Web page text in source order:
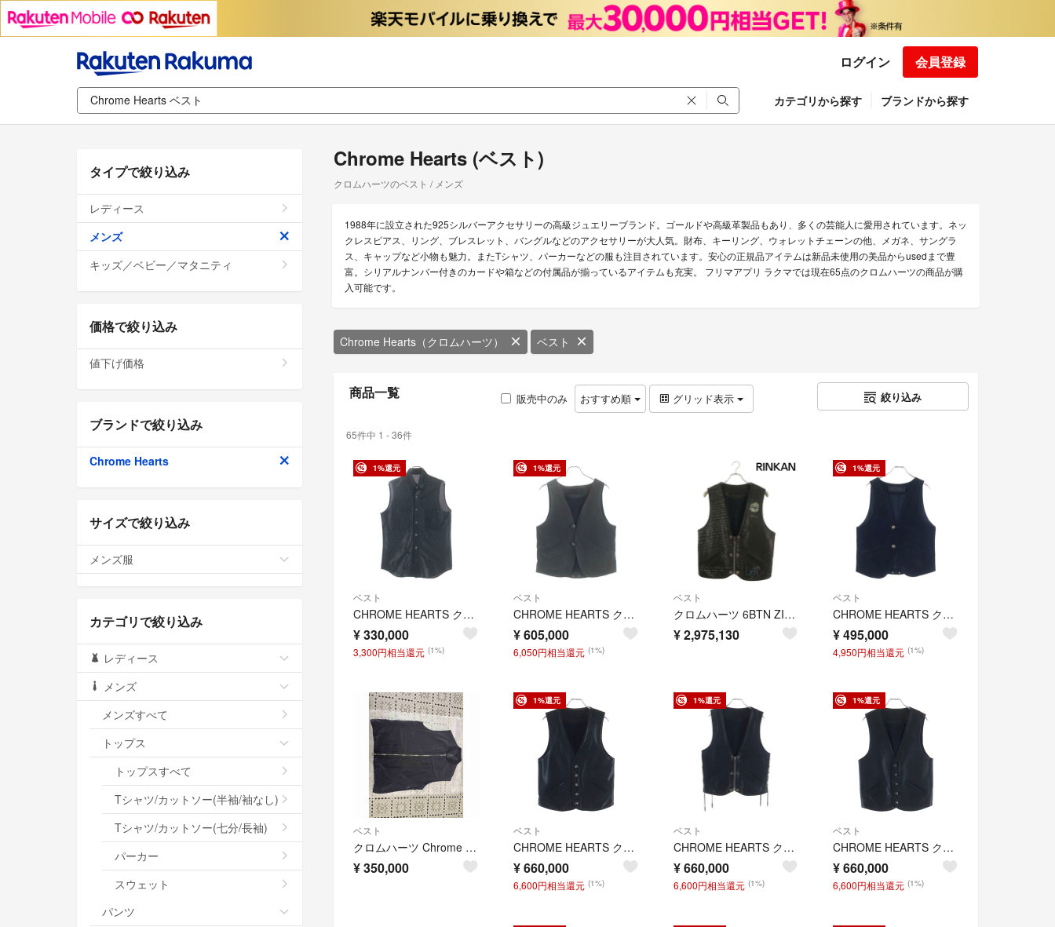
ログイン 会員登録
カテゴリから探す ブランドから探す
Chrome Hearts (ベスト)
クロムハーツのベスト / メンズ
1988年に設立された925シルバーアクセサリーの高級ジュエリーブランド。ゴールドや高級革製品もあり、多くの芸能人に愛用されています。ネッ
クレスピアス、リング、ブレスレット、バングルなどのアクセサリーが大人気。財布、キーリング、ウォレットチェーンの他、メガネ、サングラ
ス、キャップなど小物も魅力。またTシャツ、パーカーなどの服も注目されています。安心の正規品アイテムは新品未使用の美品からusedまで豊
富。シリアルナンバー付きのカードや箱などの付属品が揃っているアイテムも充実。 フリマアプリ ラクマでは現在65点のクロムハーツの商品が購
入可能です。
Chrome Hearts（クロムハーツ） ベスト
商品一覧 販売中のみ おすすめ順 グリッド表示 絞り込み
65件中 1 - 36件
1%還元
ベスト
CHROME HEARTS クロムハーツ PUNCHING LTHR CRS BALL パンチングレザー クロスボール ノースリーブシャツ ブラック
¥330,000
3,300円相当還元 (1%)
1%還元
ベスト
CHROME HEARTS クロムハーツ CLASSIC 2B クラッシック 2B スエードレザー ベスト
¥605,000
6,050円相当還元 (1%)
ベスト
クロムハーツ 6BTN ZIP FRNT VEST MATTY BOYペイントクロスボールボタンレザーベスト メンズ L
¥2,975,130
1%還元
ベスト
CHROME HEARTS クロムハーツ CLASSIC 2B SUD クロスボタンレザーベスト
¥495,000
4,950円相当還元 (1%)
ベスト
クロムハーツ Chrome Hearts サイズＭ. シルクジップアップベスト
¥350,000
1%還元
ベスト
CHROME HEARTS クロムハーツ 5BTN VEST 5ボタンレザーベスト ブラック
¥660,000
6,600円相当還元 (1%)
1%還元
ベスト
CHROME HEARTS クロムハーツ 6BTN ZIP FRNT VEST 6ボタンダガージップレザーベスト
¥660,000
6,600円相当還元 (1%)
1%還元
ベスト
CHROME HEARTS クロムハーツ 5BTN VEST 5ボタンレザーベスト ブラック
¥660,000
6,600円相当還元 (1%)
タイプで絞り込み
レディース
メンズ
キッズ／ベビー／マタニティ
価格で絞り込み
値下げ価格
ブランドで絞り込み
Chrome Hearts
サイズで絞り込み
メンズ服
カテゴリで絞り込み
レディース
メンズ
メンズすべて
トップス
トップスすべて
Tシャツ/カットソー(半袖/袖なし)
Tシャツ/カットソー(七分/長袖)
パーカー
スウェット
パンツ